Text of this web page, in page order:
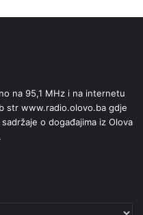
na 95,1 MHz i na internetu
str www.radio.olovo.ba gdje
o događajima iz Olova